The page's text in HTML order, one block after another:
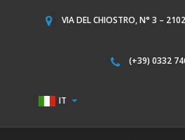
VIA DEL CHIOSTRO, N° 3 –
(+39) 0332
IT